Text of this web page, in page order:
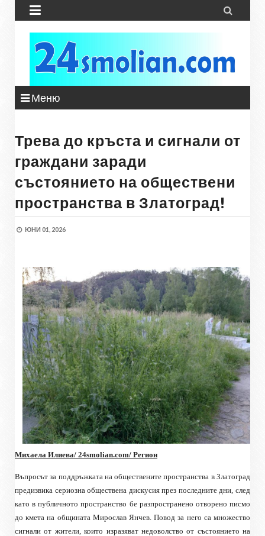
 
Меню
Трева до кръста и сигнали от
граждани заради
състоянието на обществени
пространства в Златоград!
ЮНИ 01, 2026
Михаела Илиева/ 24smolian.com/ Регион
Въпросът за поддръжката на обществените пространства в Златоград
предизвика сериозна обществена дискусия през последните дни, след
като в публичното пространство бе разпространено отворено писмо
до кмета на общината Мирослав Янчев. Повод за него са множество
сигнали от жители, които изразяват недоволство от състоянието на